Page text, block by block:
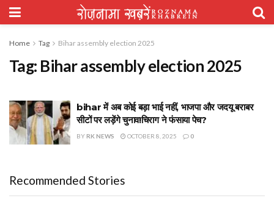
Home Tag Bihar assembly election 2025
Tag: Bihar assembly election 2025
bihar में अब कोई बड़ा भाई नहीं, भाजपा और जदयू बराबर
सीटों पर लड़ेंगे चुनाव!चिराग ने फंसाया पेच?
BY RK NEWS OCTOBER 8, 2025 0
Recommended Stories